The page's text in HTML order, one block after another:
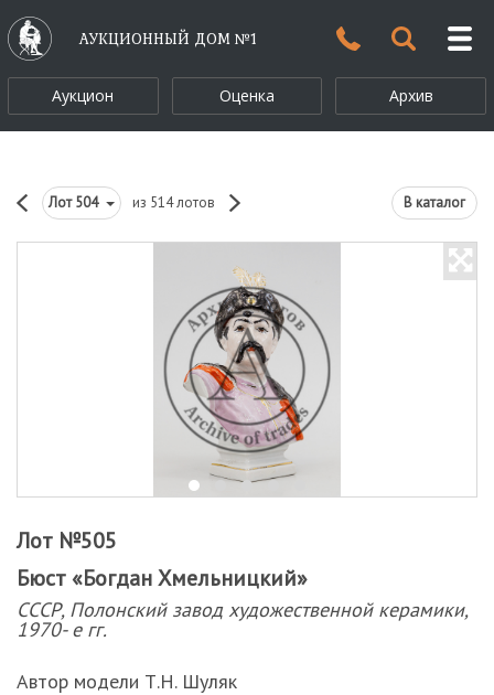
АУКЦИОННЫЙ ДОМ №1
Аукцион Оценка Архив
Лот504 из 514 лотов В каталог
Лот №505
Бюст «Богдан Хмельницкий»
СССР, Полонский завод художественной керамики,
1970- е гг.
Автор модели Т.Н. Шуляк